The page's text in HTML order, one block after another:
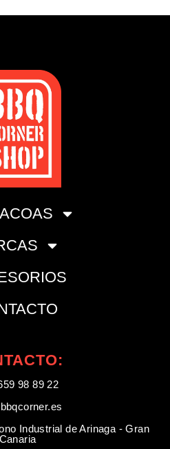
98 89 22
Industrial de Arinaga - Gran
Canaria